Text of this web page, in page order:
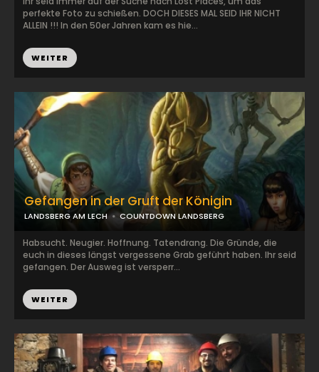
perfekte Foto zu schießen. DOCH DIESES MAL SEID IHR NICHT
ALLEIN !!! In den 50er Jahren kam es hie...
WEITER
Gefangen in der Gruft der Königin
LANDSBERG AM LECH COUNTDOWN LANDSBERG
Habsucht. Neugier. Hoffnung. Tatendrang. Die Gründe, die
euch in dieses längst vergessene Grab geführt haben. Ihr seid
gefangen. Der Ausweg ist versperr...
WEITER